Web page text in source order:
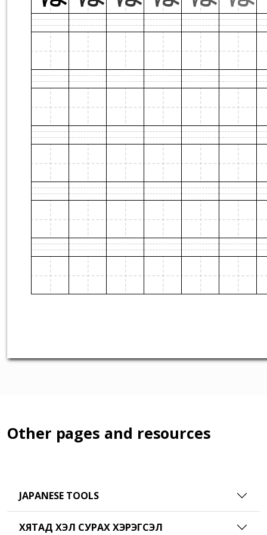
Other pages and resources
JAPANESE TOOLS
ХЯТАД ХЭЛ СУРАХ ХЭРЭГСЭЛ